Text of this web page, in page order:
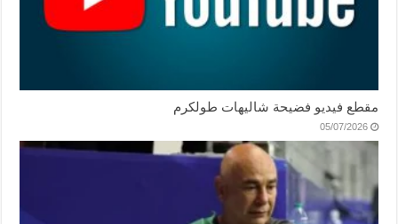
مقطع فيديو فضيحة شاليهات طولكرم
05/07/2026